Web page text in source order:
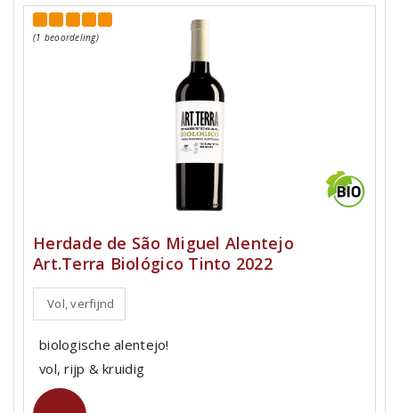
(1 beoordeling)
Herdade de São Miguel Alentejo
Art.Terra Biológico Tinto 2022
Vol, verfijnd
biologische alentejo!
vol, rijp & kruidig